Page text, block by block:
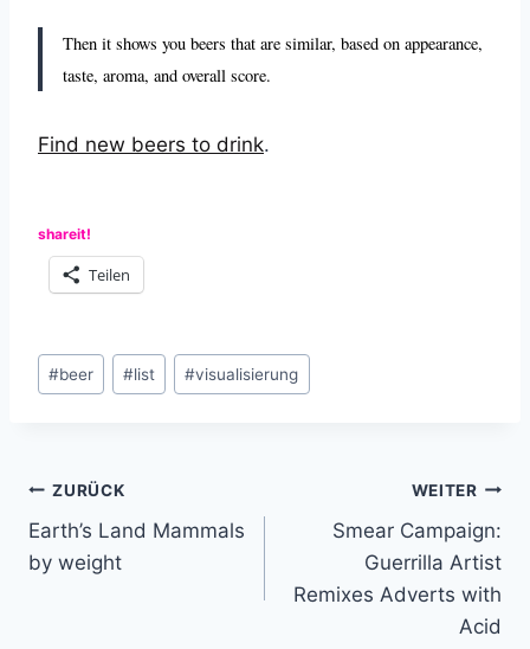
Then it shows you beers that are similar, based on appearance,
taste, aroma, and overall score.
Find new beers to drink.
shareit!
Teilen
Schlagworte:
#beer #list #visualisierung
Beitragsnavigation
ZURÜCK
Earth’s Land Mammals
by weight
WEITER
Smear Campaign:
Guerrilla Artist
Remixes Adverts with
Acid